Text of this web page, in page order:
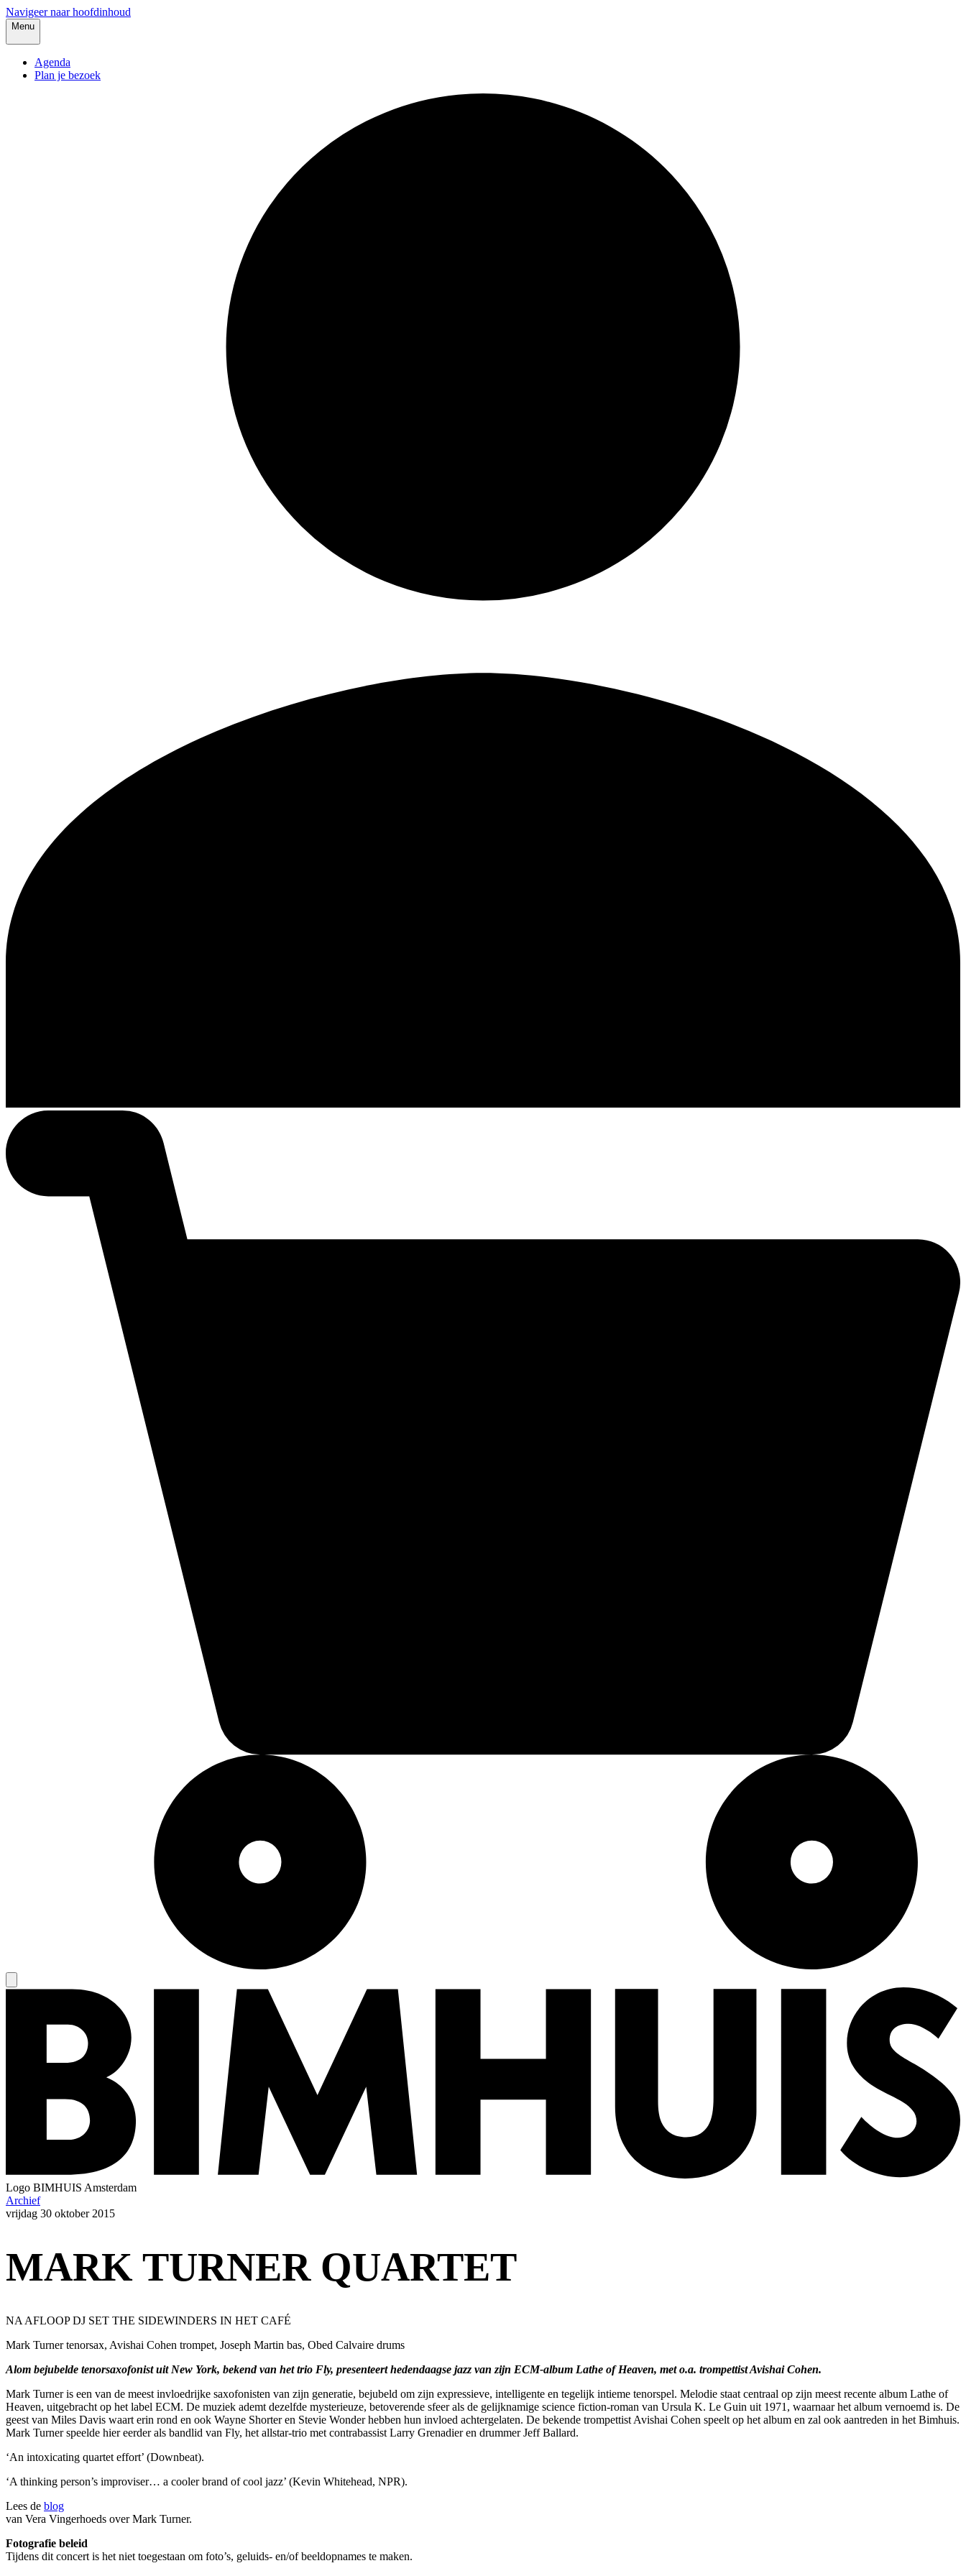
Navigeer naar hoofdinhoud
Menu
Agenda
Plan je bezoek
Logo BIMHUIS Amsterdam
Archief
vrijdag 30 oktober 2015
MARK TURNER QUARTET
NA AFLOOP DJ SET THE SIDEWINDERS IN HET CAFÉ
Mark Turner tenorsax, Avishai Cohen trompet, Joseph Martin bas, Obed Calvaire drums
Alom bejubelde tenorsaxofonist uit New York, bekend van het trio Fly, presenteert hedendaagse jazz van zijn ECM-album Lathe of Heaven, met o.a. trompettist Avishai Cohen.
Mark Turner is een van de meest invloedrijke saxofonisten van zijn generatie, bejubeld om zijn expressieve, intelligente en tegelijk intieme tenorspel. Melodie staat centraal op zijn meest recente album Lathe of
Heaven, uitgebracht op het label ECM. De muziek ademt dezelfde mysterieuze, betoverende sfeer als de gelijknamige science fiction-roman van Ursula K. Le Guin uit 1971, waarnaar het album vernoemd is. De
geest van Miles Davis waart erin rond en ook Wayne Shorter en Stevie Wonder hebben hun invloed achtergelaten. De bekende trompettist Avishai Cohen speelt op het album en zal ook aantreden in het Bimhuis.
Mark Turner speelde hier eerder als bandlid van Fly, het allstar-trio met contrabassist Larry Grenadier en drummer Jeff Ballard.
‘An intoxicating quartet effort’ (Downbeat).
‘A thinking person’s improviser… a cooler brand of cool jazz’ (Kevin Whitehead, NPR).
Lees de blog
van Vera Vingerhoeds over Mark Turner.
Fotografie beleid
Tijdens dit concert is het niet toegestaan om foto’s, geluids- en/of beeldopnames te maken.